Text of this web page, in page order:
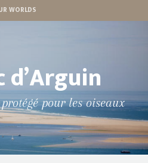
WORLDS
d’Arguin
pour les oiseaux